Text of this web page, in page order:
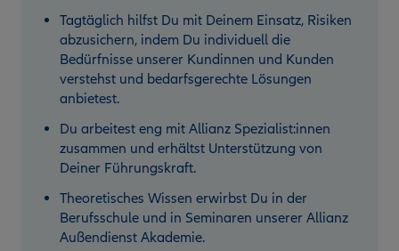
Tagtäglich hilfst Du mit Deinem Einsatz, Risiken
abzusichern, indem Du individuell die
Bedürfnisse unserer Kundinnen und Kunden
verstehst und bedarfsgerechte Lösungen
anbietest.
Du arbeitest eng mit Allianz Spezialist:innen
zusammen und erhältst Unterstützung von
Deiner Führungskraft.
Theoretisches Wissen erwirbst Du in der
Berufsschule und in Seminaren unserer Allianz
Außendienst Akademie.